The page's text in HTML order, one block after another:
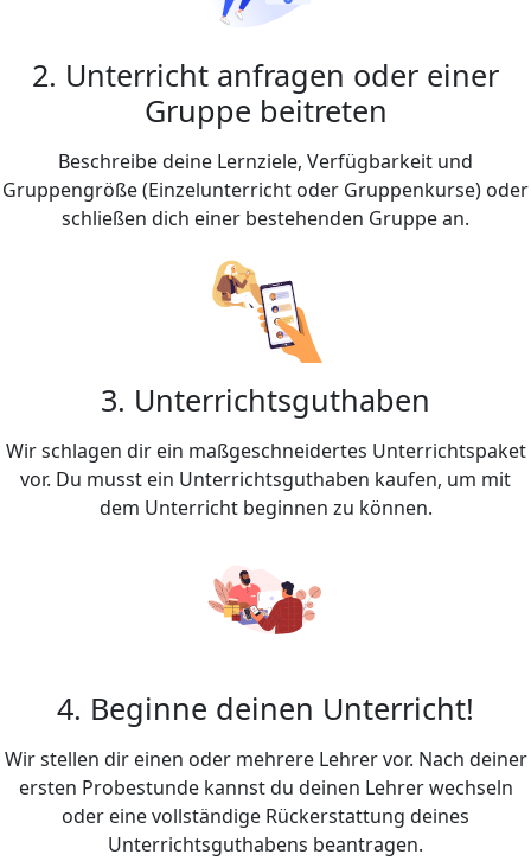
2. Unterricht anfragen oder einer
Gruppe beitreten
Beschreibe deine Lernziele, Verfügbarkeit und
Gruppengröße (Einzelunterricht oder Gruppenkurse) oder
schließen dich einer bestehenden Gruppe an.
3. Unterrichtsguthaben
Wir schlagen dir ein maßgeschneidertes Unterrichtspaket
vor. Du musst ein Unterrichtsguthaben kaufen, um mit
dem Unterricht beginnen zu können.
4. Beginne deinen Unterricht!
Wir stellen dir einen oder mehrere Lehrer vor. Nach deiner
ersten Probestunde kannst du deinen Lehrer wechseln
oder eine vollständige Rückerstattung deines
Unterrichtsguthabens beantragen.